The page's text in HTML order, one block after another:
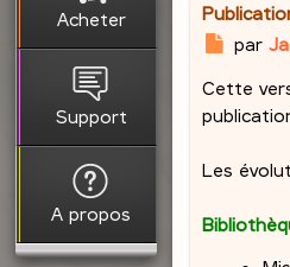
Acheter
Support
A propos
M
s
s
e
par
Cette
Les